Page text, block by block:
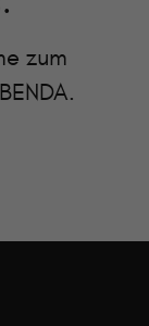
zum